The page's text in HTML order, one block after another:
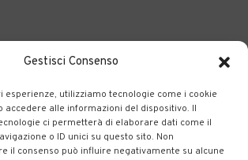
Gestisci Consenso
esperienze, utilizziamo tecnologie come i cookie
accedere alle informazioni del dispositivo. Il
ci permetterà di elaborare dati come il
o ID unici su questo sito. Non
il consenso può influire negativamente su alcune
portale delle tre società Consortili
pubblico locale su tutto il territorio
bergamasco.